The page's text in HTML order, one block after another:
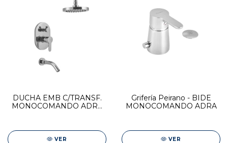
DUCHA EMB C/TRANSF.
MONOCOMANDO ADRA
VER
Grifería Peirano - BIDE
MONOCOMANDO ADRA
VER